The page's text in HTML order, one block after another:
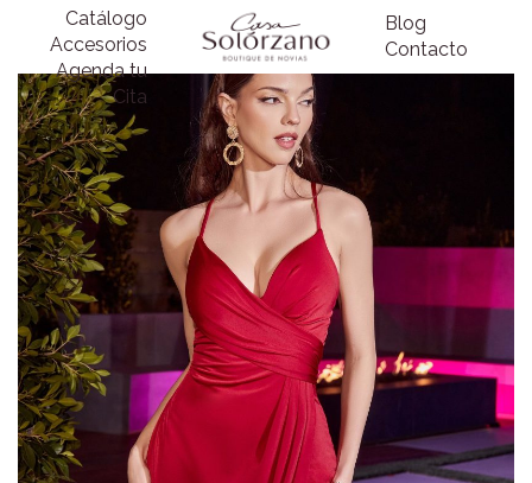
Catálogo
Accesorios
Agenda tu
Cita
Blog
Contacto